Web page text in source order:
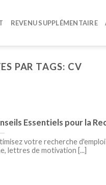
REVENU SUPPLÉMENTAIRE
PAR TAGS: CV
Essentiels pour la
votre recherche
lettres de motivation [...]